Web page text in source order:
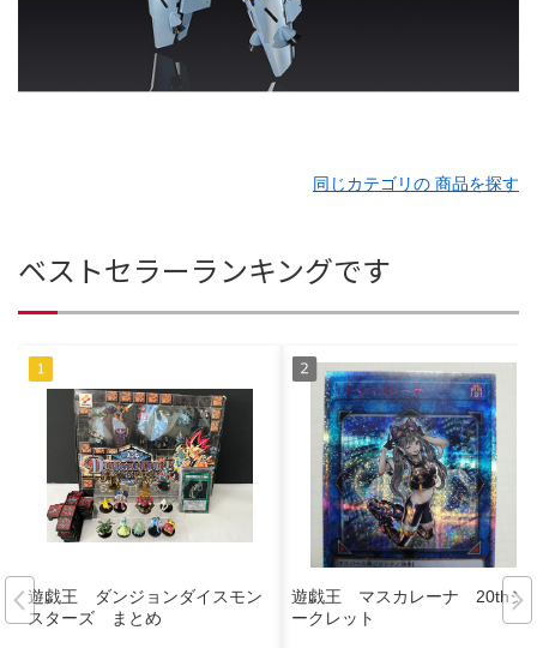
同じカテゴリの 商品を探す
ベストセラーランキングです
遊戯王 ダンジョンダイスモン
スターズ まとめ
遊戯王 マスカレーナ 20thシ
ークレット